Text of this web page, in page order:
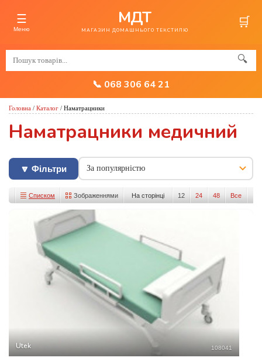
☰
Меню
МДТ
МАГАЗИН ДОМАШНЬОГО ТЕКСТИЛЮ 🛒
🔍
📞 068 306 64 21
Головна / Каталог / Наматрацники
Наматрацники медичний
🔽 Фільтри
На сторінці 12 24 48 Все
Списком Зображеннями
Utek 108041